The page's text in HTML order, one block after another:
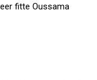
fitte Oussama